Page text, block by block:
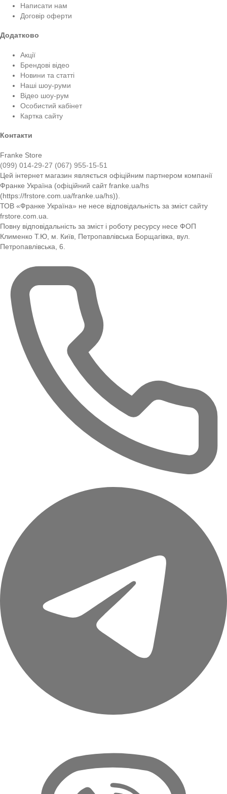
Написати нам
Договір оферти
Додатково
Акції
Брендові відео
Новини та статті
Наші шоу-руми
Відео шоу-рум
Особистий кабінет
Картка сайту
Контакти
Franke Store
(099) 014-29-27 (067) 955-15-51
Цей інтернет магазин являється офіційним партнером компанії
Франке Україна (офіційний сайт franke.ua/hs
(https://frstore.com.ua/franke.ua/hs)).
ТОВ «Франке Україна» не несе відповідальність за зміст сайту
frstore.com.ua.
Повну відповідальність за зміст і роботу ресурсу несе ФОП
Клименко Т.Ю, м. Київ, Петропавлівська Борщагівка, вул.
Петропавлівська, 6.